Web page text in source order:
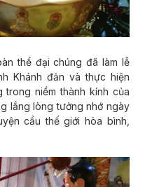
thể đại chúng đã làm lễ
Khánh đản và thực hiện
trong niềm thành kính của
lắng lòng tưởng nhớ ngày
cầu thế giới hòa bình,